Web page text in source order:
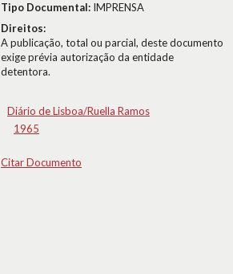
Tipo Documental: IMPRENSA
Direitos:
A publicação, total ou parcial, deste documento
exige prévia autorização da entidade
detentora.
Diário de Lisboa/Ruella Ramos
1965
Citar Documento